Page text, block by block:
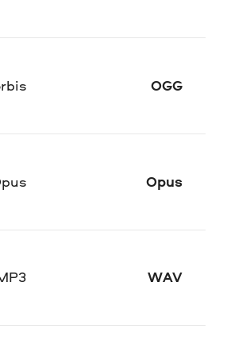
OGG
Opus
WAV